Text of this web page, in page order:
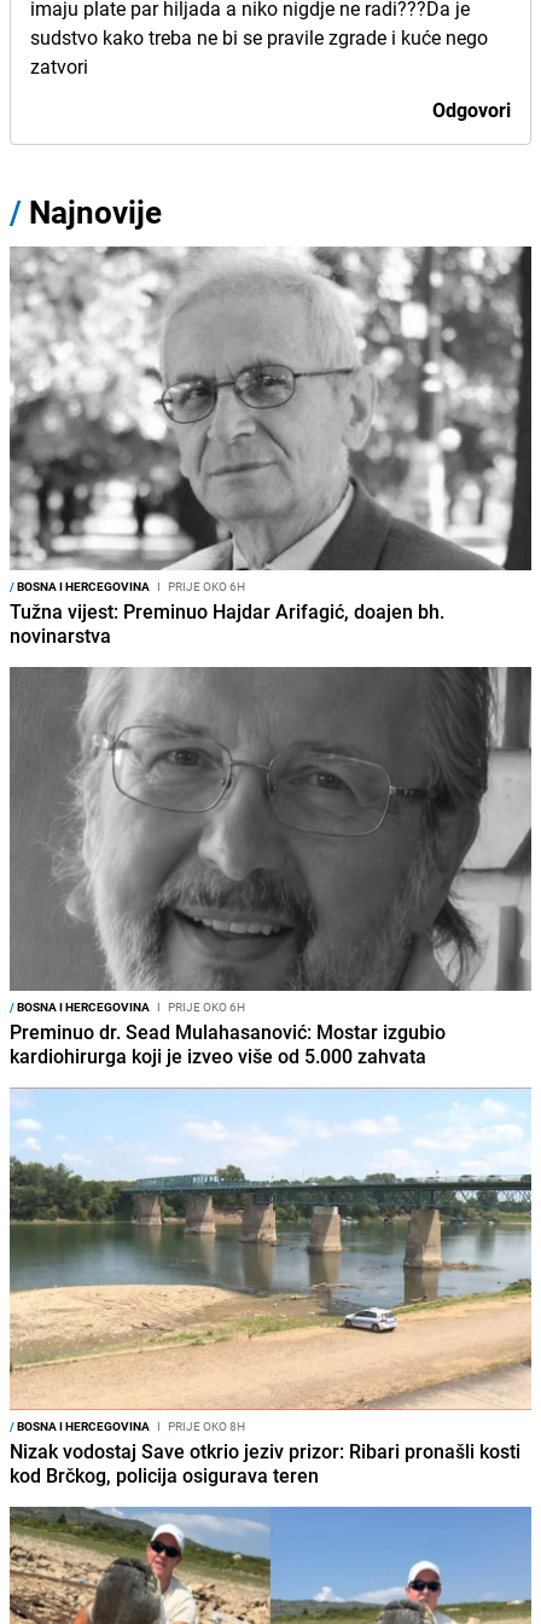
imaju plate par hiljada a niko nigdje ne radi???Da je
sudstvo kako treba ne bi se pravile zgrade i kuće nego
zatvori
Odgovori
/ Najnovije
/BOSNA I HERCEGOVINA I PRIJE OKO 6H
Tužna vijest: Preminuo Hajdar Arifagić, doajen bh.
novinarstva
/BOSNA I HERCEGOVINA I PRIJE OKO 6H
Preminuo dr. Sead Mulahasanović: Mostar izgubio
kardiohirurga koji je izveo više od 5.000 zahvata
/BOSNA I HERCEGOVINA I PRIJE OKO 8H
Nizak vodostaj Save otkrio jeziv prizor: Ribari pronašli kosti
kod Brčkog, policija osigurava teren